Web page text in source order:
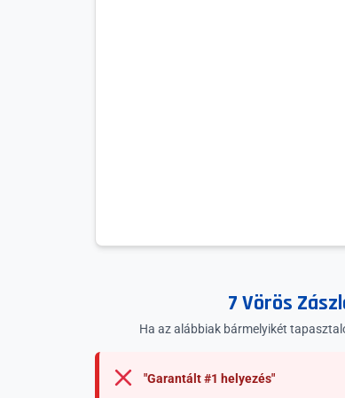
7 Vörös
Ha az alábbiak bármelyikét
"Garantált #1 helyezés"